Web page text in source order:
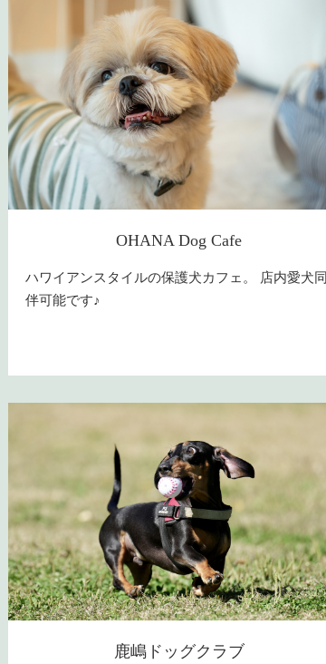
OHANA Dog Cafe
ハワイアンスタイルの保護犬カフェ。 店内愛犬同
伴可能です♪
鹿嶋ドッグクラブ